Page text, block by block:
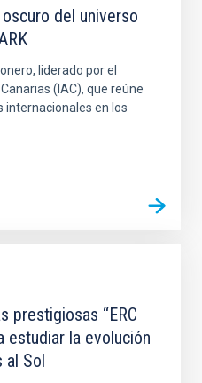
del universo
liderado por el
(IAC), que reúne
internacionales en los
prestigiosas “ERC
estudiar la evolución
al Sol